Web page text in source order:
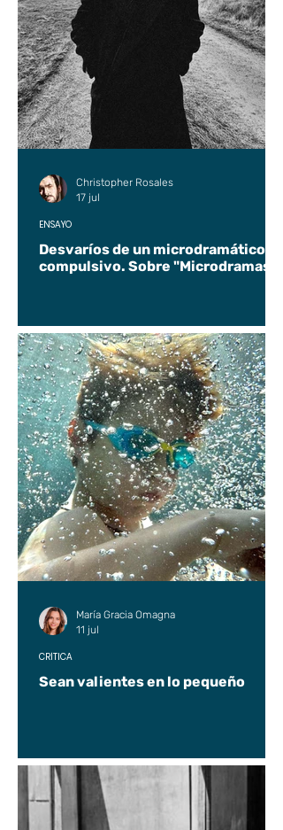
Desvaríos de un microdramático
compulsivo. Sobre "Microdramas".
ENSAYO
Christopher Rosales
17 jul
Sean valientes en lo pequeño
CRÍTICA
María Gracia Omagna
11 jul